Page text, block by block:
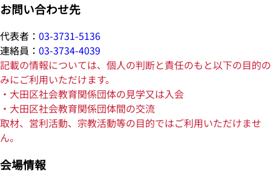
お問い合わせ先
代表者： 03-3731-5136
連絡員： 03-3734-4039
記載の情報については、個人の判断と責任のもと以下の目的の
みにご利用いただけます。
・大田区社会教育関係団体の見学又は入会
・大田区社会教育関係団体間の交流
取材、営利活動、宗教活動等の目的ではご利用いただけませ
ん。
会場情報